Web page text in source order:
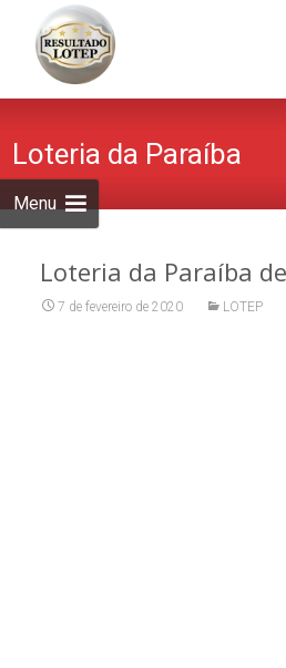
Menu
Loteria da Paraíba
Loteria da Paraíba
7 de fevereiro de 2020 LOTEP